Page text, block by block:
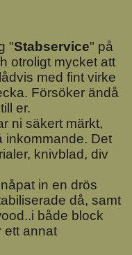
"Stabservice" på
otroligt mycket att
med fint virke
Försöker ändå
er.
ni säkert märkt,
inkommande. Det
knivblad, div
in en drös
då, samt
både block
ett annat